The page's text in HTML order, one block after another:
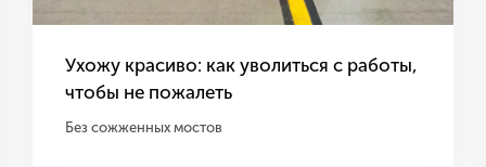
Ухожу красиво: как уволиться с работы,
чтобы не пожалеть
Без сожженных мостов